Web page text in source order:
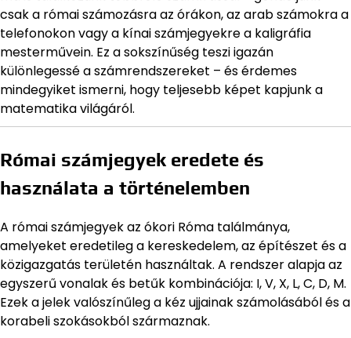
csak a római számozásra az órákon, az arab számokra a
telefonokon vagy a kínai számjegyekre a kaligráfia
mesterművein. Ez a sokszínűség teszi igazán
különlegessé a számrendszereket – és érdemes
mindegyiket ismerni, hogy teljesebb képet kapjunk a
matematika világáról.
Római számjegyek eredete és
használata a történelemben
A római számjegyek az ókori Róma találmánya,
amelyeket eredetileg a kereskedelem, az építészet és a
közigazgatás területén használtak. A rendszer alapja az
egyszerű vonalak és betűk kombinációja: I, V, X, L, C, D, M.
Ezek a jelek valószínűleg a kéz ujjainak számolásából és a
korabeli szokásokból származnak.